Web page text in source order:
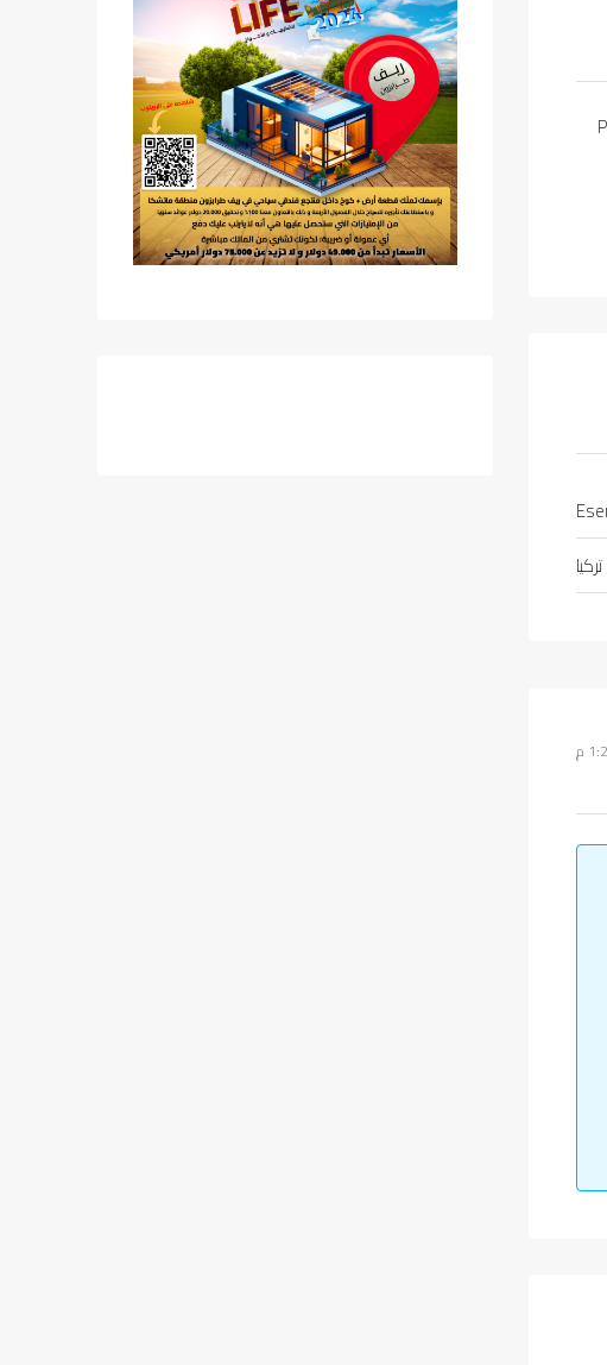
تركيا